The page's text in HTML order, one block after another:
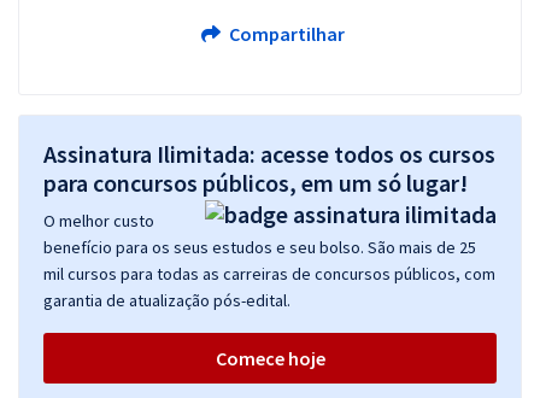
Compartilhar
Assinatura Ilimitada: acesse todos os cursos
para concursos públicos, em um só lugar!
O melhor custo
benefício para os seus estudos e seu bolso. São mais de 25
mil cursos para todas as carreiras de concursos públicos, com
garantia de atualização pós-edital.
Comece hoje